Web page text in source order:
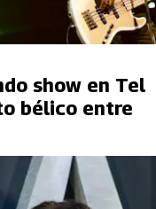
show en Tel
bélico entre